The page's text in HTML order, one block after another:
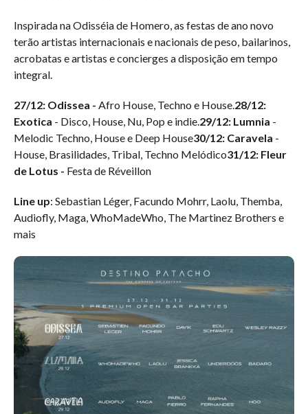
Inspirada na Odisséia de Homero, as festas de ano novo
terão artistas internacionais e nacionais de peso, bailarinos,
acrobatas e artistas e concierges a disposição em tempo
integral.
27/12: Odissea - Afro House, Techno e House.28/12:
Exotica - Disco, House, Nu, Pop e indie.29/12: Lumnia -
Melodic Techno, House e Deep House30/12: Caravela -
House, Brasilidades, Tribal, Techno Melódico31/12: Fleur
de Lotus - Festa de Réveillon
Line up: Sebastian Léger, Facundo Mohrr, Laolu, Themba,
Audiofly, Maga, WhoMadeWho, The Martinez Brothers e
mais